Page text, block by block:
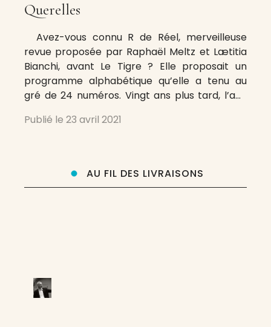
Querelles
Avez-vous connu R de Réel, merveilleuse
revue proposée par Raphaël Meltz et Lætitia
Bianchi, avant Le Tigre ? Elle proposait un
programme alphabétique qu’elle a tenu au
gré de 24 numéros. Vingt ans plus tard, l’ami
appliqué aux revues dont il extraira, dans les
Publié le 23 avril 2021
AU FIL DES LIVRAISONS